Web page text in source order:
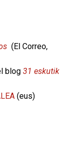
(El Correo,
blog 31 eskutik
(eus)